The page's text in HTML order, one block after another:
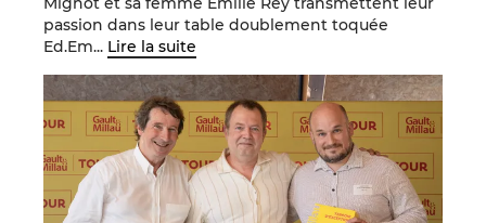
passion dans leur table doublement toquée
Ed.Em... Lire la suite